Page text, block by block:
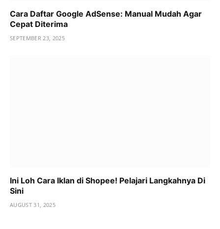
Cara Daftar Google AdSense: Manual Mudah Agar
Cepat Diterima
SEPTEMBER 23, 2025
Ini Loh Cara Iklan di Shopee! Pelajari Langkahnya Di
Sini
AUGUST 31, 2025